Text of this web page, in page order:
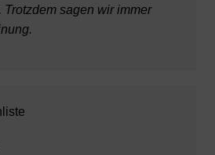
Trotzdem sagen wir immer